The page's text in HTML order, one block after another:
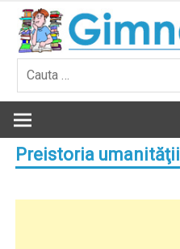
Skip
content
Preistoria umanităţii